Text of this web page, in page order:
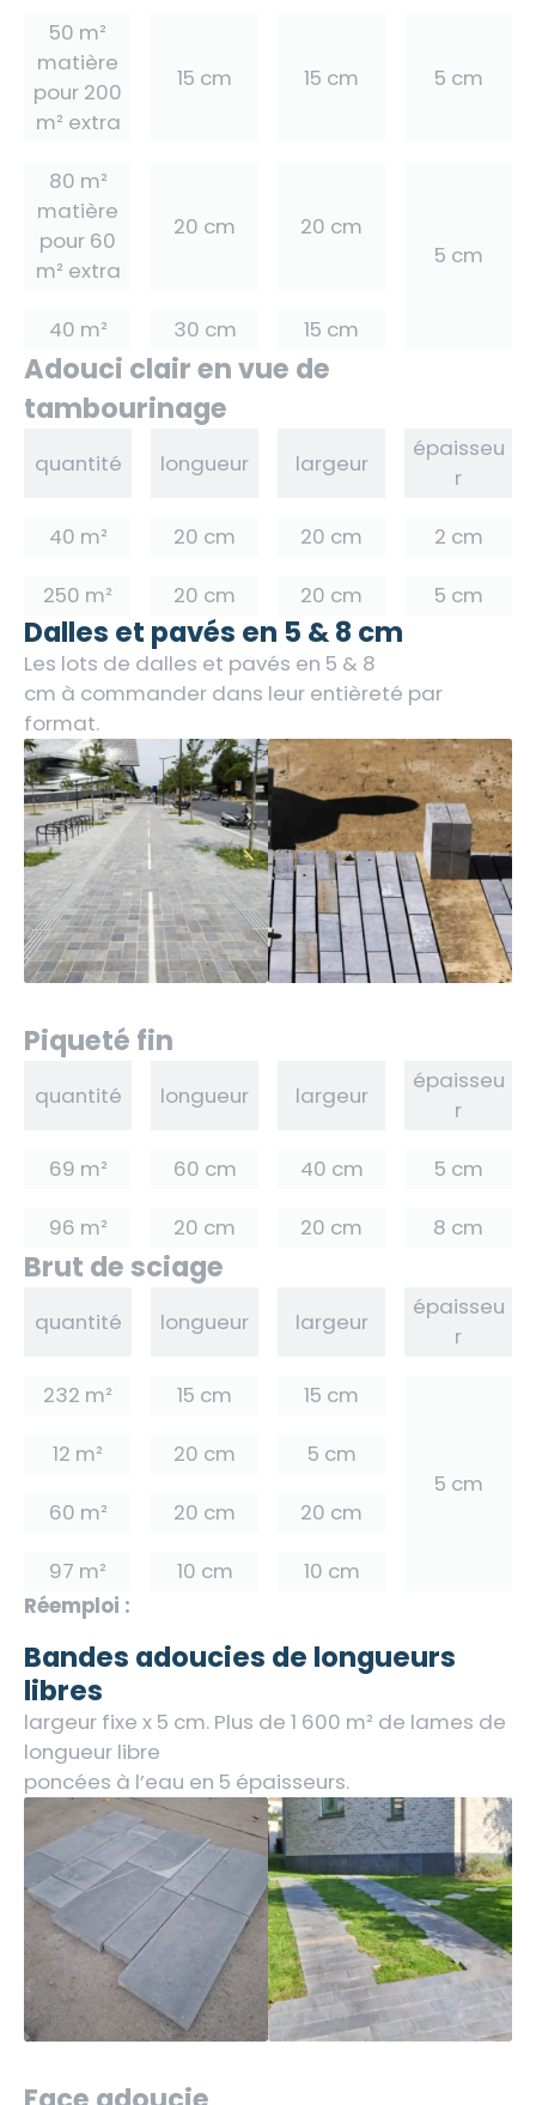
50 m²
matière
pour 200
m² extra
15 cm 15 cm 5 cm
80 m²
matière
pour 60
m² extra
20 cm
20 cm
5 cm
40 m² 30 cm 15 cm
Adouci clair en vue de
tambourinage
quantité longueur largeur
épaisseu
r
40 m² 20 cm 20 cm 2 cm
250 m² 20 cm 20 cm 5 cm
Dalles et pavés en 5 & 8 cm
Les lots de dalles et pavés en 5 & 8
cm à commander dans leur entièreté par
format.
Piqueté fin
quantité longueur largeur
épaisseu
r
69 m² 60 cm 40 cm 5 cm
96 m² 20 cm 20 cm 8 cm
Brut de sciage
quantité longueur largeur
épaisseu
r
232 m² 15 cm 15 cm
5 cm
12 m² 20 cm 5 cm
60 m² 20 cm 20 cm
97 m² 10 cm
10 cm
Réemploi :
Bandes adoucies de longueurs
libres
largeur fixe x 5 cm. Plus de 1 600 m² de lames de
longueur libre
poncées à l’eau en 5 épaisseurs.